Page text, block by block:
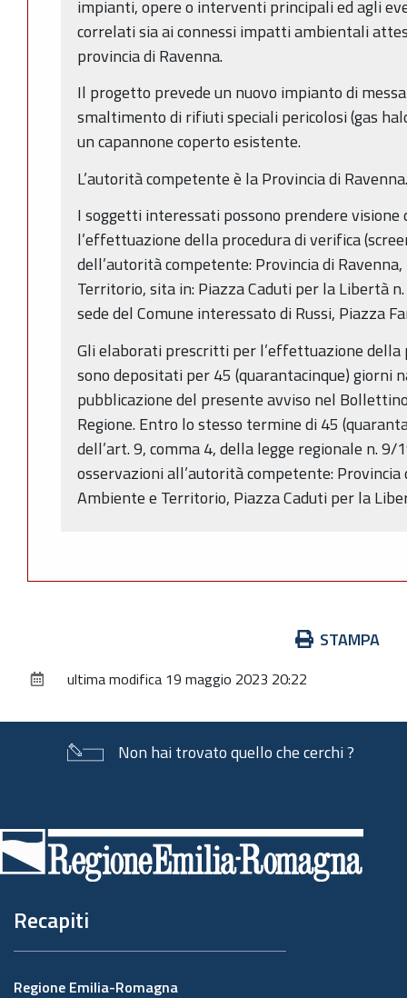
impianti, opere o interventi principali ed agli
correlati sia ai connessi impatti ambientali
provincia di Ravenna.
Il progetto prevede un nuovo impianto di
smaltimento di rifiuti speciali pericolosi (gas
un capannone coperto esistente.
L’autorità competente è la Provincia di Ravenna.
I soggetti interessati possono prendere
l’effettuazione della procedura di verifica
dell’autorità competente: Provincia di
Territorio, sita in: Piazza Caduti per la Libertà
sede del Comune interessato di Russi, Piazza
Gli elaborati prescritti per l’effettuazione della
sono depositati per 45 (quarantacinque) giorni
pubblicazione del presente avviso nel
Regione. Entro lo stesso termine di 45
dell’art. 9, comma 4, della legge regionale n.
osservazioni all’autorità competente:
Ambiente e Territorio, Piazza Caduti per la
documento
STAMPA
ultima modifica 19 maggio 2023 20:22
Non hai trovato quello che cerchi ?
di
pagina
Recapiti
Regione Emilia-Romagna